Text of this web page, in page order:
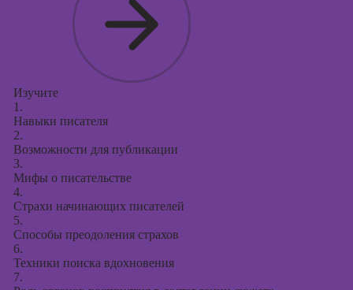
Изучите
1.
Навыки писателя
2.
Возможности для публикации
3.
Мифы о писательстве
4.
Страхи начинающих писателей
5.
Способы преодоления страхов
6.
Техники поиска вдохновения
7.